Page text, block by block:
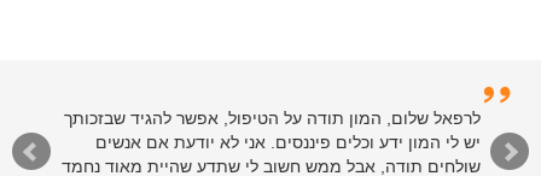
לרפאל שלום, המון תודה על הטיפול, אפשר להגיד שבזכותך
יש לי המון ידע וכלים פיננסים. אני לא יודעת אם אנשים
שולחים תודה, אבל ממש חשוב לי שתדע שהיית מאוד נחמד